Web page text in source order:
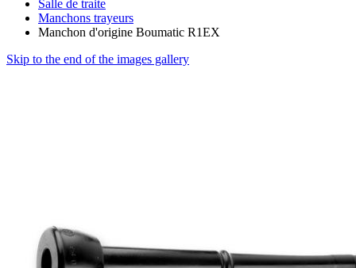
Salle de traite
Manchons trayeurs
Manchon d'origine Boumatic R1EX
Skip to the end of the images gallery